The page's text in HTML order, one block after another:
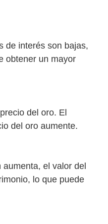
de interés son bajas,
obtener un mayor
del oro. El
del oro aumente.
el valor del
lo que puede